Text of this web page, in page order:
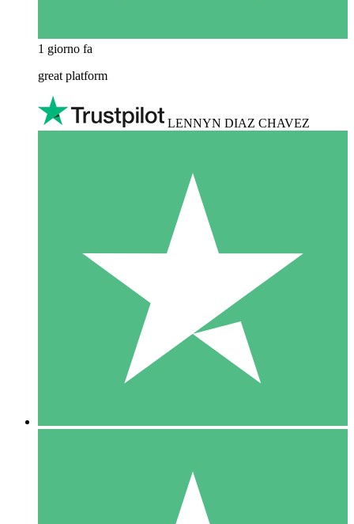
1 giorno fa
great platform
LENNYN DIAZ CHAVEZ